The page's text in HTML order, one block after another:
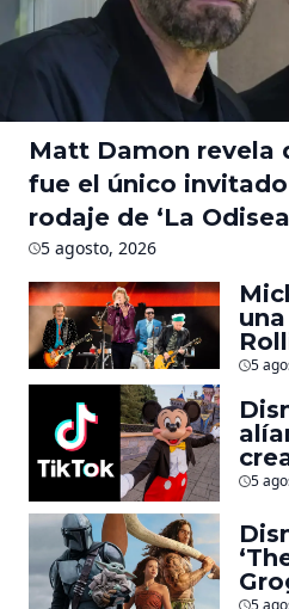
Matt Damon revela
fue el único
rodaje de ‘La
meses
5 agosto, 2026
5
5
5